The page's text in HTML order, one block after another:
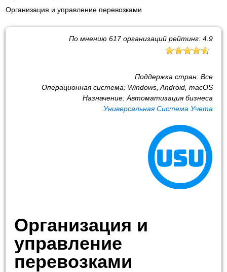
Организация и управление перевозками
По мнению 617организаций рейтинг: 4.9
Поддержка стран: Все
Операционная система: Windows, Android, macOS
Назначение: Автоматизация бизнеса
Универсальная Система Учета
Организация и
управление
перевозками